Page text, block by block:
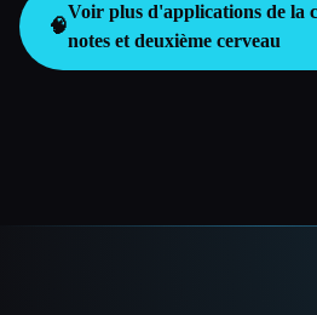
🧠
Voir plus d'applications de la
notes et deuxième cerveau